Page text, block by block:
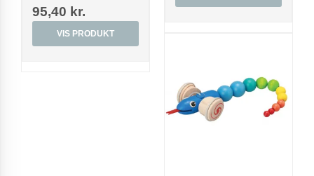
95,40 kr.
VIS PRODUKT